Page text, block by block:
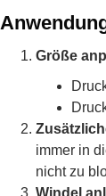
Größe
immer in
nicht zu